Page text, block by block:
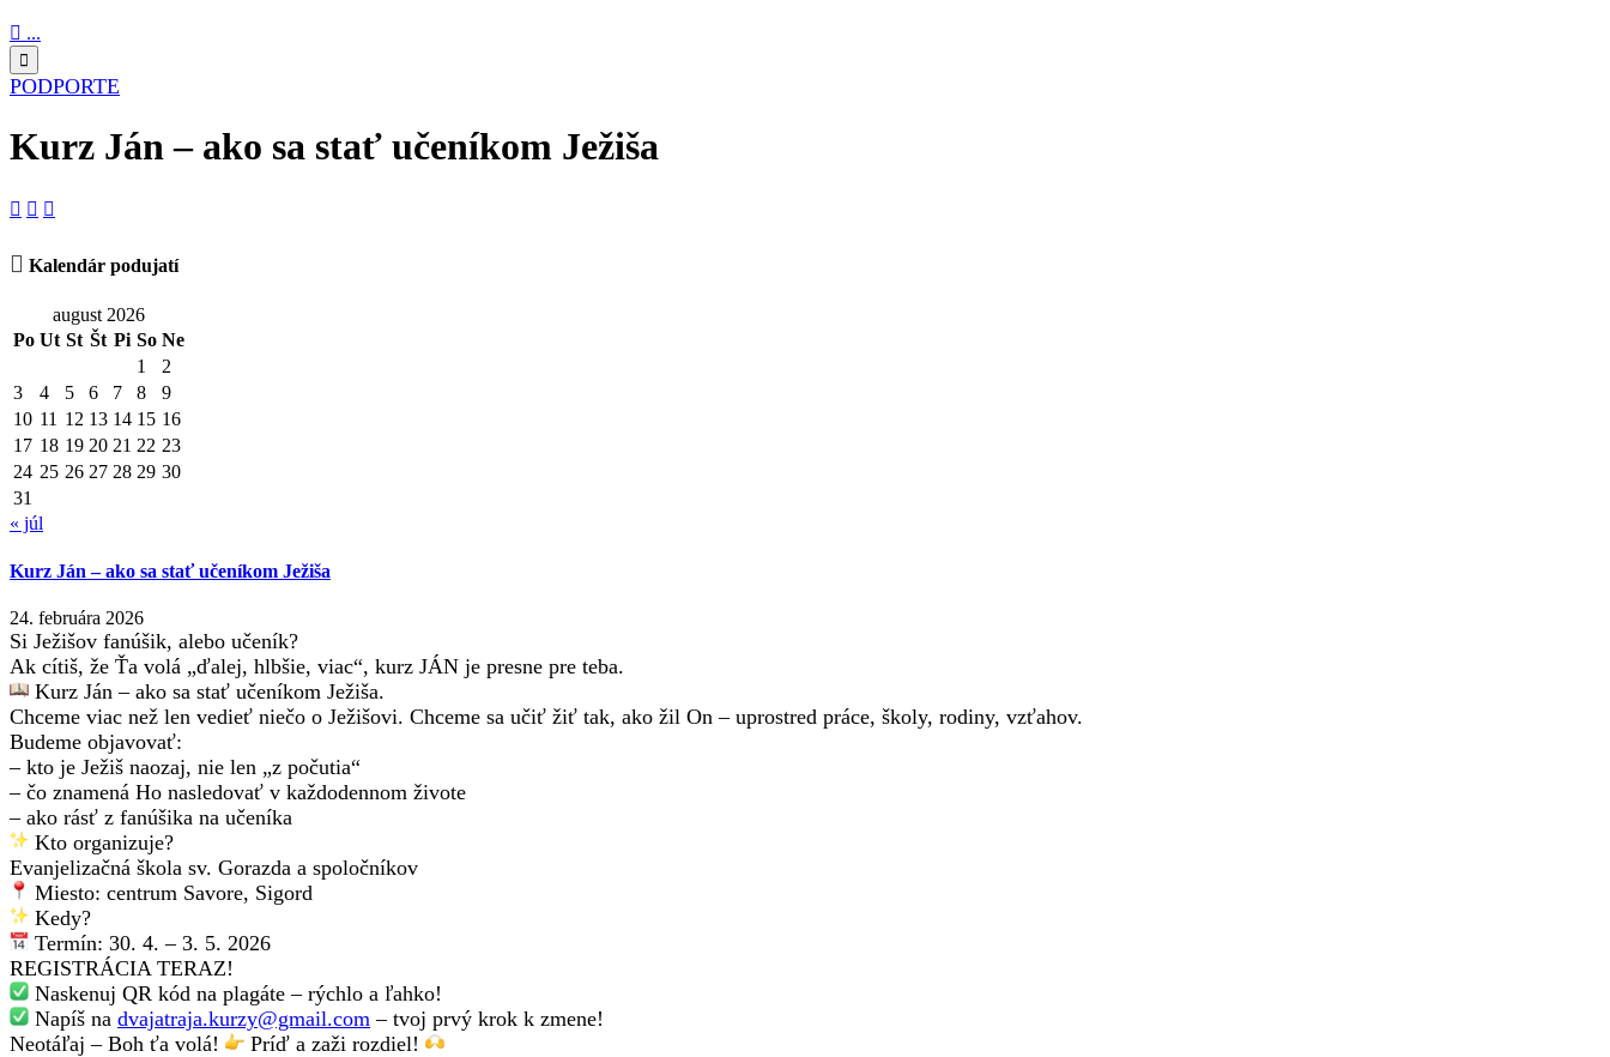
 ...

PODPORTE
Kurz Ján – ako sa stať učeníkom Ježiša
  
 Kalendár podujatí
august 2026
Po Ut St Št Pi So Ne
1
2
3
4 5 6 7 8
9
10 11 12 13 14 15 16
17 18 19 20 21 22 23
24 25 26 27 28 29 30
31
« júl
Kurz Ján – ako sa stať učeníkom Ježiša
24. februára 2026
Si Ježišov fanúšik, alebo učeník?
Ak cítiš, že Ťa volá „ďalej, hlbšie, viac“, kurz JÁN je presne pre teba.
Kurz Ján – ako sa stať učeníkom Ježiša.
Chceme viac než len vedieť niečo o Ježišovi. Chceme sa učiť žiť tak, ako žil On – uprostred práce, školy, rodiny, vzťahov.
Budeme objavovať:
– kto je Ježiš naozaj, nie len „z počutia“
– čo znamená Ho nasledovať v každodennom živote
– ako rásť z fanúšika na učeníka
Kto organizuje?
Evanjelizačná škola sv. Gorazda a spoločníkov
Miesto: centrum Savore, Sigord
Kedy?
Termín: 30. 4. – 3. 5. 2026
REGISTRÁCIA TERAZ!
Naskenuj QR kód na plagáte – rýchlo a ľahko!
Napíš na dvajatraja.kurzy@gmail.com – tvoj prvý krok k zmene!
Neotáľaj – Boh ťa volá!
Príď a zaži rozdiel!